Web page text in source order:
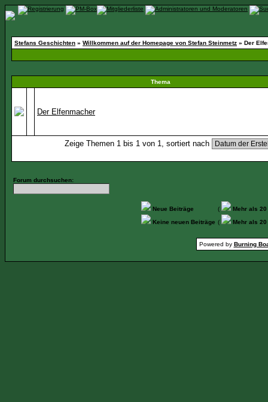
Stefans Geschichten » Willkommen auf der Homepage von Stefan Steinmetz » Der
Thema
Der Elfenmacher
Zeige Themen 1 bis 1 von 1, sortiert nach
Forum durchsuchen:
Neue Beiträge (
Mehr als
Keine neuen Beiträge ( Mehr als
Powered by Burning